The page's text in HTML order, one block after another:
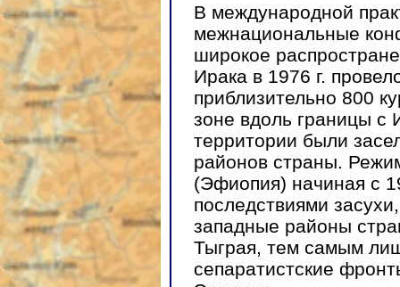
В международной
межнациональные
широкое
Ирака в 1976 г.
приблизительно 800
зоне вдоль границы
территории были
районов страны.
(Эфиопия) начиная с
последствиями
западные районы
Тыграя, тем самым
сепаратистские